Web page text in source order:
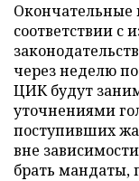
Окончательные
соответствии с
через неделю
ЦИК будут
уточнениями
поступивших
вне
брать мандаты,